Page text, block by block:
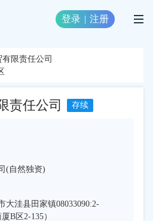
登录 | 注册
限责任公司
责任公司 存续
(自然独资)
大洼县田家镇08033090:2-
B区2-135）